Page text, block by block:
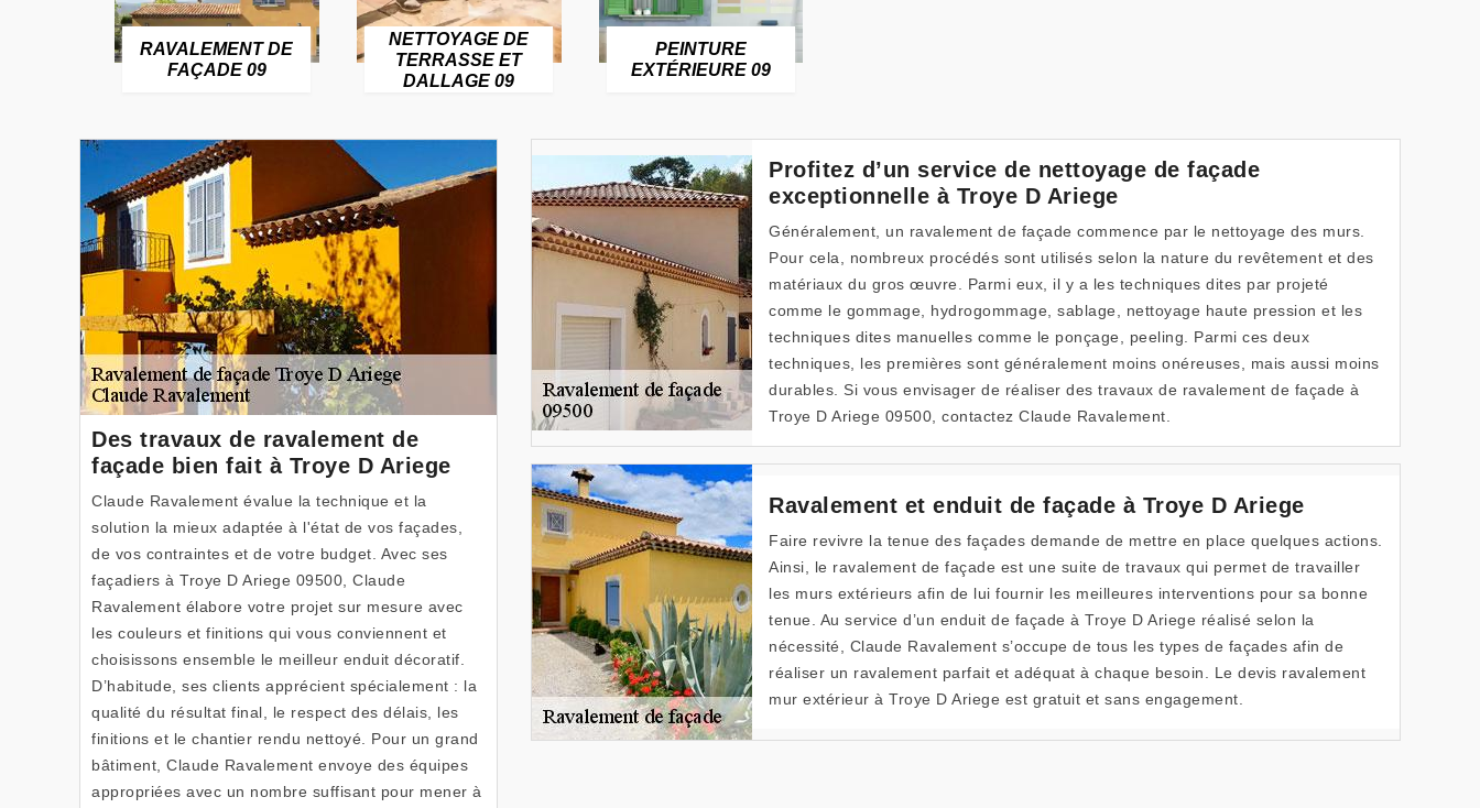
RAVALEMENT DE
FAÇADE 09
NETTOYAGE DE
TERRASSE ET
DALLAGE 09
PEINTURE
EXTÉRIEURE 09
Des travaux de ravalement de
façade bien fait à Troye D Ariege
Claude Ravalement évalue la technique et la
solution la mieux adaptée à l'état de vos façades,
de vos contraintes et de votre budget. Avec ses
façadiers à Troye D Ariege 09500, Claude
Ravalement élabore votre projet sur mesure avec
les couleurs et finitions qui vous conviennent et
choisissons ensemble le meilleur enduit décoratif.
D’habitude, ses clients apprécient spécialement : la
qualité du résultat final, le respect des délais, les
finitions et le chantier rendu nettoyé. Pour un grand
bâtiment, Claude Ravalement envoye des équipes
appropriées avec un nombre suffisant pour mener à
Profitez d’un service de nettoyage de façade
exceptionnelle à Troye D Ariege
Généralement, un ravalement de façade commence par le nettoyage des murs.
Pour cela, nombreux procédés sont utilisés selon la nature du revêtement et des
matériaux du gros œuvre. Parmi eux, il y a les techniques dites par projeté
comme le gommage, hydrogommage, sablage, nettoyage haute pression et les
techniques dites manuelles comme le ponçage, peeling. Parmi ces deux
techniques, les premières sont généralement moins onéreuses, mais aussi moins
durables. Si vous envisager de réaliser des travaux de ravalement de façade à
Troye D Ariege 09500, contactez Claude Ravalement.
Ravalement et enduit de façade à Troye D Ariege
Faire revivre la tenue des façades demande de mettre en place quelques actions.
Ainsi, le ravalement de façade est une suite de travaux qui permet de travailler
les murs extérieurs afin de lui fournir les meilleures interventions pour sa bonne
tenue. Au service d’un enduit de façade à Troye D Ariege réalisé selon la
nécessité, Claude Ravalement s’occupe de tous les types de façades afin de
réaliser un ravalement parfait et adéquat à chaque besoin. Le devis ravalement
mur extérieur à Troye D Ariege est gratuit et sans engagement.